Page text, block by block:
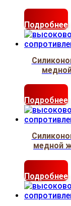
Подробнее
Подробнее
медной
Подробнее